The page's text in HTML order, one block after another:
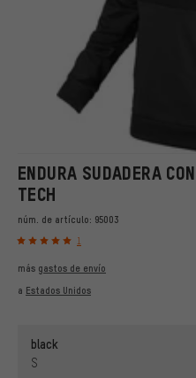
ENDURA SUDADERA
TECH
núm. de artículo: 95003
1
más gastos de envío
a Estados Unidos
black
S